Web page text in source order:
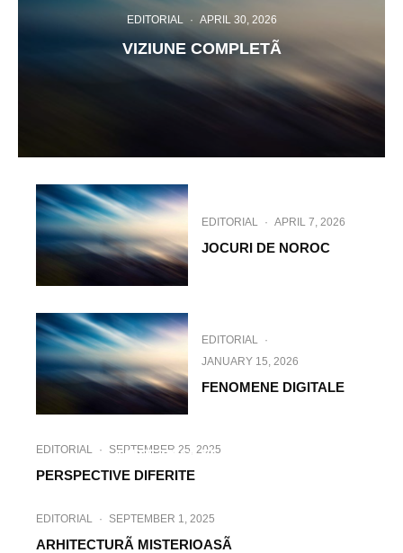
EDITORIAL · APRIL 30, 2026
VIZIUNE COMPLETÃ
EDITORIAL · APRIL 7, 2026
JOCURI DE NOROC
EDITORIAL
·
JANUARY 15, 2026
FENOMENE DIGITALE
FANTEZII SI TEHNOLOGII
EDITORIAL · SEPTEMBER 25, 2025
PERSPECTIVE DIFERITE
EDITORIAL · SEPTEMBER 1, 2025
ARHITECTURÃ MISTERIOASÃ